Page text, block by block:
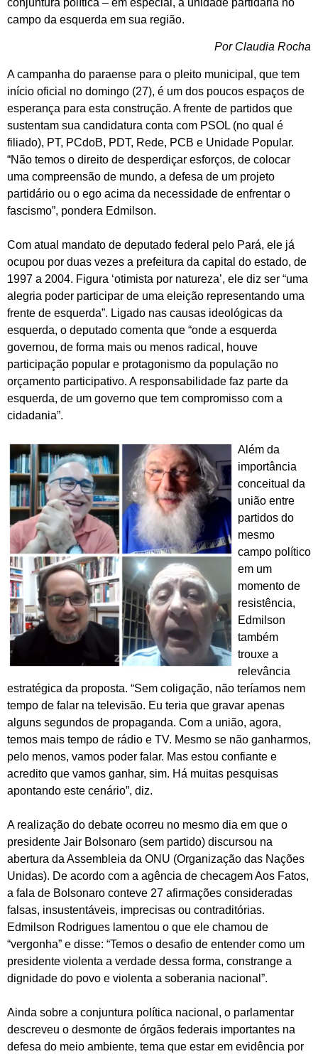
conjuntura política – em especial, a unidade partidária no
campo da esquerda em sua região.
Por Claudia Rocha
A campanha do paraense para o pleito municipal, que tem
início oficial no domingo (27), é um dos poucos espaços de
esperança para esta construção. A frente de partidos que
sustentam sua candidatura conta com PSOL (no qual é
filiado), PT, PCdoB, PDT, Rede, PCB e Unidade Popular.
“Não temos o direito de desperdiçar esforços, de colocar
uma compreensão de mundo, a defesa de um projeto
partidário ou o ego acima da necessidade de enfrentar o
fascismo”, pondera Edmilson.
Com atual mandato de deputado federal pelo Pará, ele já
ocupou por duas vezes a prefeitura da capital do estado, de
1997 a 2004. Figura ‘otimista por natureza’, ele diz ser “uma
alegria poder participar de uma eleição representando uma
frente de esquerda”. Ligado nas causas ideológicas da
esquerda, o deputado comenta que “onde a esquerda
governou, de forma mais ou menos radical, houve
participação popular e protagonismo da população no
orçamento participativo. A responsabilidade faz parte da
esquerda, de um governo que tem compromisso com a
cidadania”.
Além da
importância
conceitual da
união entre
partidos do
mesmo
campo político
em um
momento de
resistência,
Edmilson
também
trouxe a
relevância
estratégica da proposta. “Sem coligação, não teríamos nem
tempo de falar na televisão. Eu teria que gravar apenas
alguns segundos de propaganda. Com a união, agora,
temos mais tempo de rádio e TV. Mesmo se não ganharmos,
pelo menos, vamos poder falar. Mas estou confiante e
acredito que vamos ganhar, sim. Há muitas pesquisas
apontando este cenário”, diz.
A realização do debate ocorreu no mesmo dia em que o
presidente Jair Bolsonaro (sem partido) discursou na
abertura da Assembleia da ONU (Organização das Nações
Unidas). De acordo com a agência de checagem Aos Fatos,
a fala de Bolsonaro conteve 27 afirmações consideradas
falsas, insustentáveis, imprecisas ou contraditórias.
Edmilson Rodrigues lamentou o que ele chamou de
“vergonha” e disse: “Temos o desafio de entender como um
presidente violenta a verdade dessa forma, constrange a
dignidade do povo e violenta a soberania nacional”.
Ainda sobre a conjuntura política nacional, o parlamentar
descreveu o desmonte de órgãos federais importantes na
defesa do meio ambiente, tema que estar em evidência por